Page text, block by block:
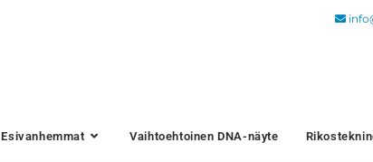
Esivanhemmat Vaihtoehtoinen DNA-näyte